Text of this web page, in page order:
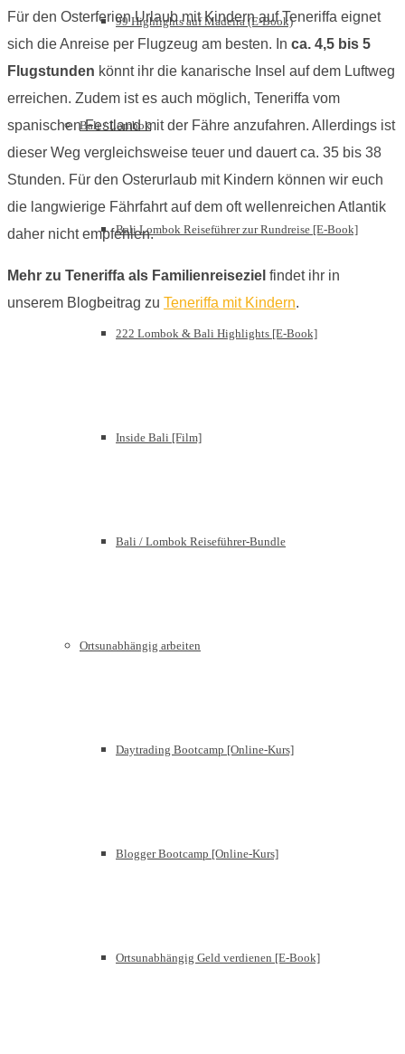
99 Highlights auf Madeira (E-Book)
Bali / Lombok
Bali Lombok Reiseführer zur Rundreise [E-Book]
222 Lombok & Bali Highlights [E-Book]
Inside Bali [Film]
Bali / Lombok Reiseführer-Bundle
Ortsunabhängig arbeiten
Daytrading Bootcamp [Online-Kurs]
Blogger Bootcamp [Online-Kurs]
Ortsunabhängig Geld verdienen [E-Book]
Für den Osterferien Urlaub mit Kindern auf Teneriffa eignet
sich die Anreise per Flugzeug am besten. In ca. 4,5 bis 5
Flugstunden könnt ihr die kanarische Insel auf dem Luftweg
erreichen. Zudem ist es auch möglich, Teneriffa vom
spanischen Festland mit der Fähre anzufahren. Allerdings ist
dieser Weg vergleichsweise teuer und dauert ca. 35 bis 38
Stunden. Für den Osterurlaub mit Kindern können wir euch
die langwierige Fährfahrt auf dem oft wellenreichen Atlantik
daher nicht empfehlen.
Mehr zu Teneriffa als Familienreiseziel findet ihr in
unserem Blogbeitrag zu Teneriffa mit Kindern.